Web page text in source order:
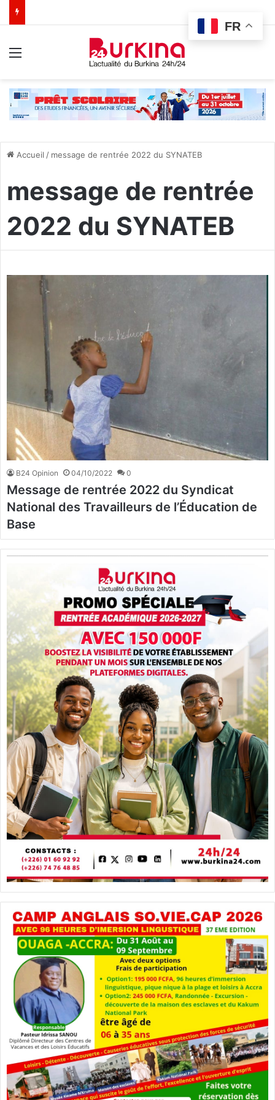
Accueil / message de rentrée 2022 du SYNATEB
message de rentrée
2022 du SYNATEB
B24 Opinion 04/10/2022 0
Message de rentrée 2022 du Syndicat
National des Travailleurs de l’Éducation de
Base
FR